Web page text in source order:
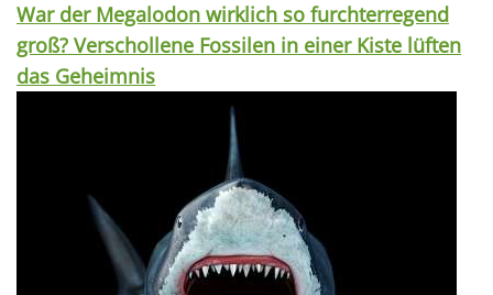
War der Megalodon wirklich so furchterregend
groß? Verschollene Fossilen in einer Kiste lüften
das Geheimnis